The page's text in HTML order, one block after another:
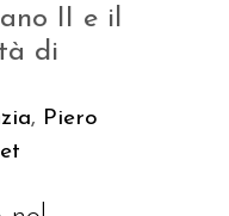
II e il
di
, Piero